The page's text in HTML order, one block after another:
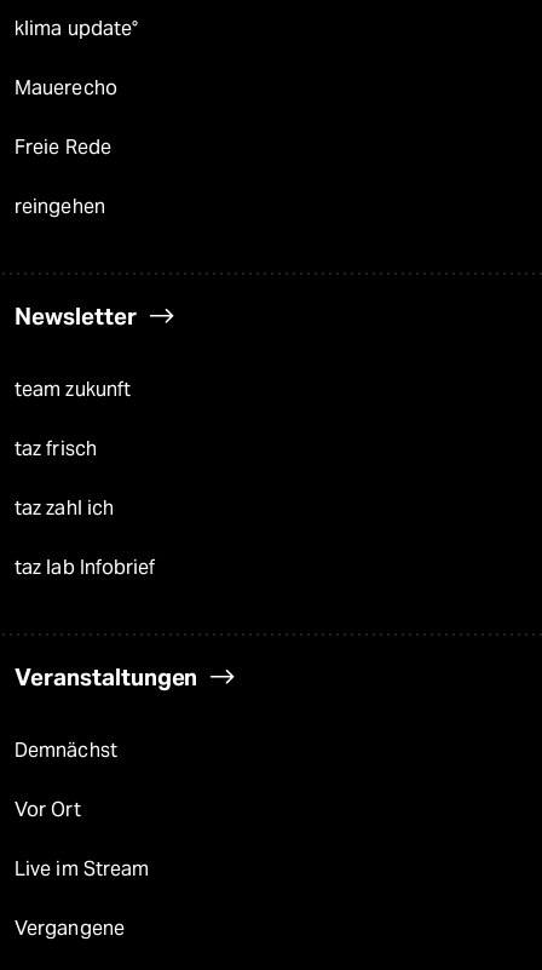
klima update°
Mauerecho
Freie Rede
reingehen
Newsletter
team zukunft
taz frisch
taz zahl ich
taz lab Infobrief
Veranstaltungen
Demnächst
Vor Ort
Live im Stream
Vergangene